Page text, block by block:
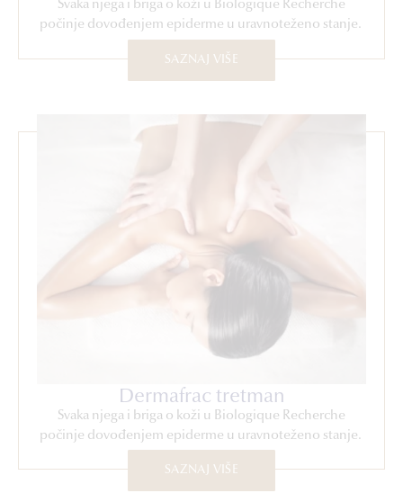
Svaka njega i briga o koži u Biologique Recherche
počinje dovođenjem epiderme u uravnoteženo stanje.
SAZNAJ VIŠE
Dermafrac tretman
Svaka njega i briga o koži u Biologique Recherche
počinje dovođenjem epiderme u uravnoteženo stanje.
SAZNAJ VIŠE